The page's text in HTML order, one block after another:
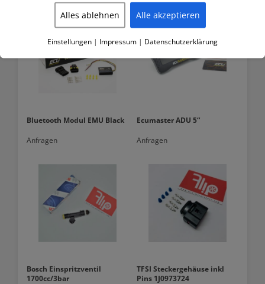
Bluetooth Modul EMU Black
Anfragen
Ecumaster ADU 5“
Anfragen
Bosch Einspritzventil
1700cc/3bar
TFSI Steckergehäuse inkl
Pins 1J0973724
Alles ablehnen Alle akzeptieren
Einstellungen | Impressum | Datenschutzerklärung